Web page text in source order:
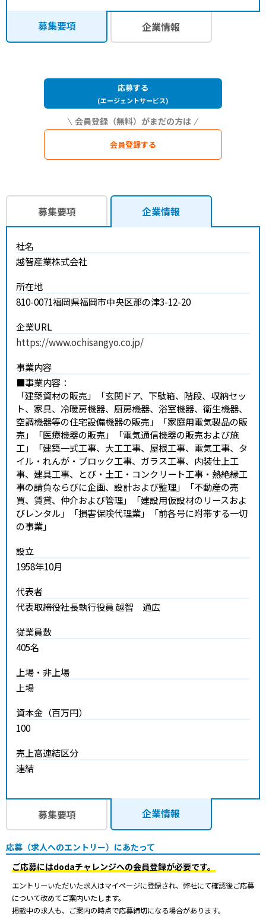
募集要項 企業情報
会員登録する
応募する
(エージェントサービス)
募集要項 企業情報
社名
越智産業株式会社
所在地
810-0071福岡県福岡市中央区那の津3-12-20
企業URL
https://www.ochisangyo.co.jp/
事業内容
■事業内容：
「建築資材の販売」「玄関ドア、下駄箱、階段、収納セッ
ト、家具、冷暖房機器、厨房機器、浴室機器、衛生機器、
空調機器等の住宅設備機器の販売」「家庭用電気製品の販
売」「医療機器の販売」「電気通信機器の販売および施
工」「建築一式工事、大工工事、屋根工事、電気工事、タ
イル・れんが・ブロック工事、ガラス工事、内装仕上工
事、建具工事、とび・土工・コンクリート工事・熱絶縁工
事の請負ならびに企画、設計および監理」「不動産の売
買、賃貸、仲介および管理」「建設用仮設材のリースおよ
びレンタル」「損害保険代理業」「前各号に附帯する一切
の事業」
設立
1958年10月
代表者
代表取締役社長執行役員 越智 通広
従業員数
405名
上場・非上場
上場
資本金（百万円）
100
売上高連結区分
連結
募集要項 企業情報
応募（求人へのエントリー）にあたって
ご応募にはdodaチャレンジへの会員登録が必要です。
エントリーいただいた求人はマイページに登録され、弊社にて確認後ご応募
について改めてご案内いたします。
掲載中の求人も、ご案内の時点で応募締切になる場合があります。